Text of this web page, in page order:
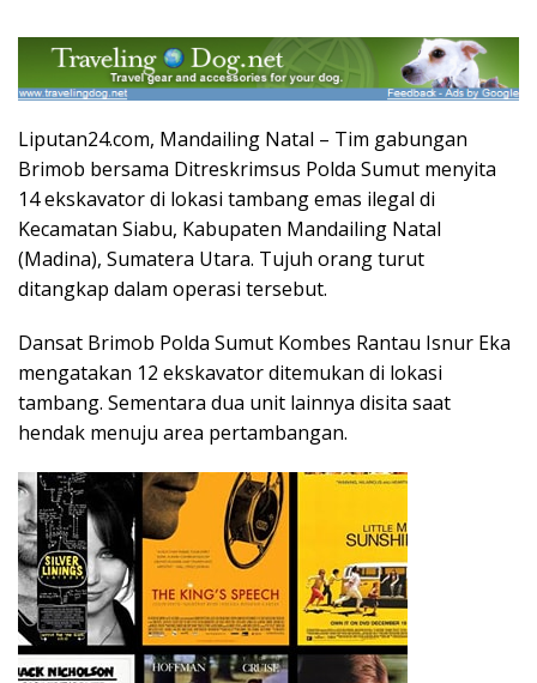
Liputan24.com, Mandailing Natal – Tim gabungan
Brimob bersama Ditreskrimsus Polda Sumut menyita
14 ekskavator di lokasi tambang emas ilegal di
Kecamatan Siabu, Kabupaten Mandailing Natal
(Madina), Sumatera Utara. Tujuh orang turut
ditangkap dalam operasi tersebut.
Dansat Brimob Polda Sumut Kombes Rantau Isnur Eka
mengatakan 12 ekskavator ditemukan di lokasi
tambang. Sementara dua unit lainnya disita saat
hendak menuju area pertambangan.